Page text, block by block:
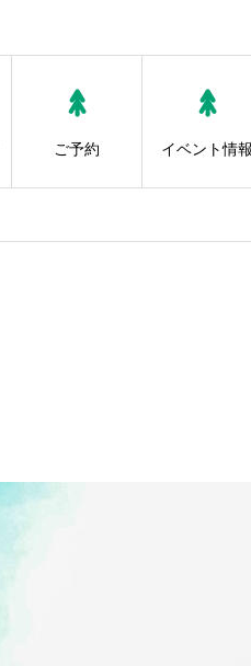
ご予約 イベント情報